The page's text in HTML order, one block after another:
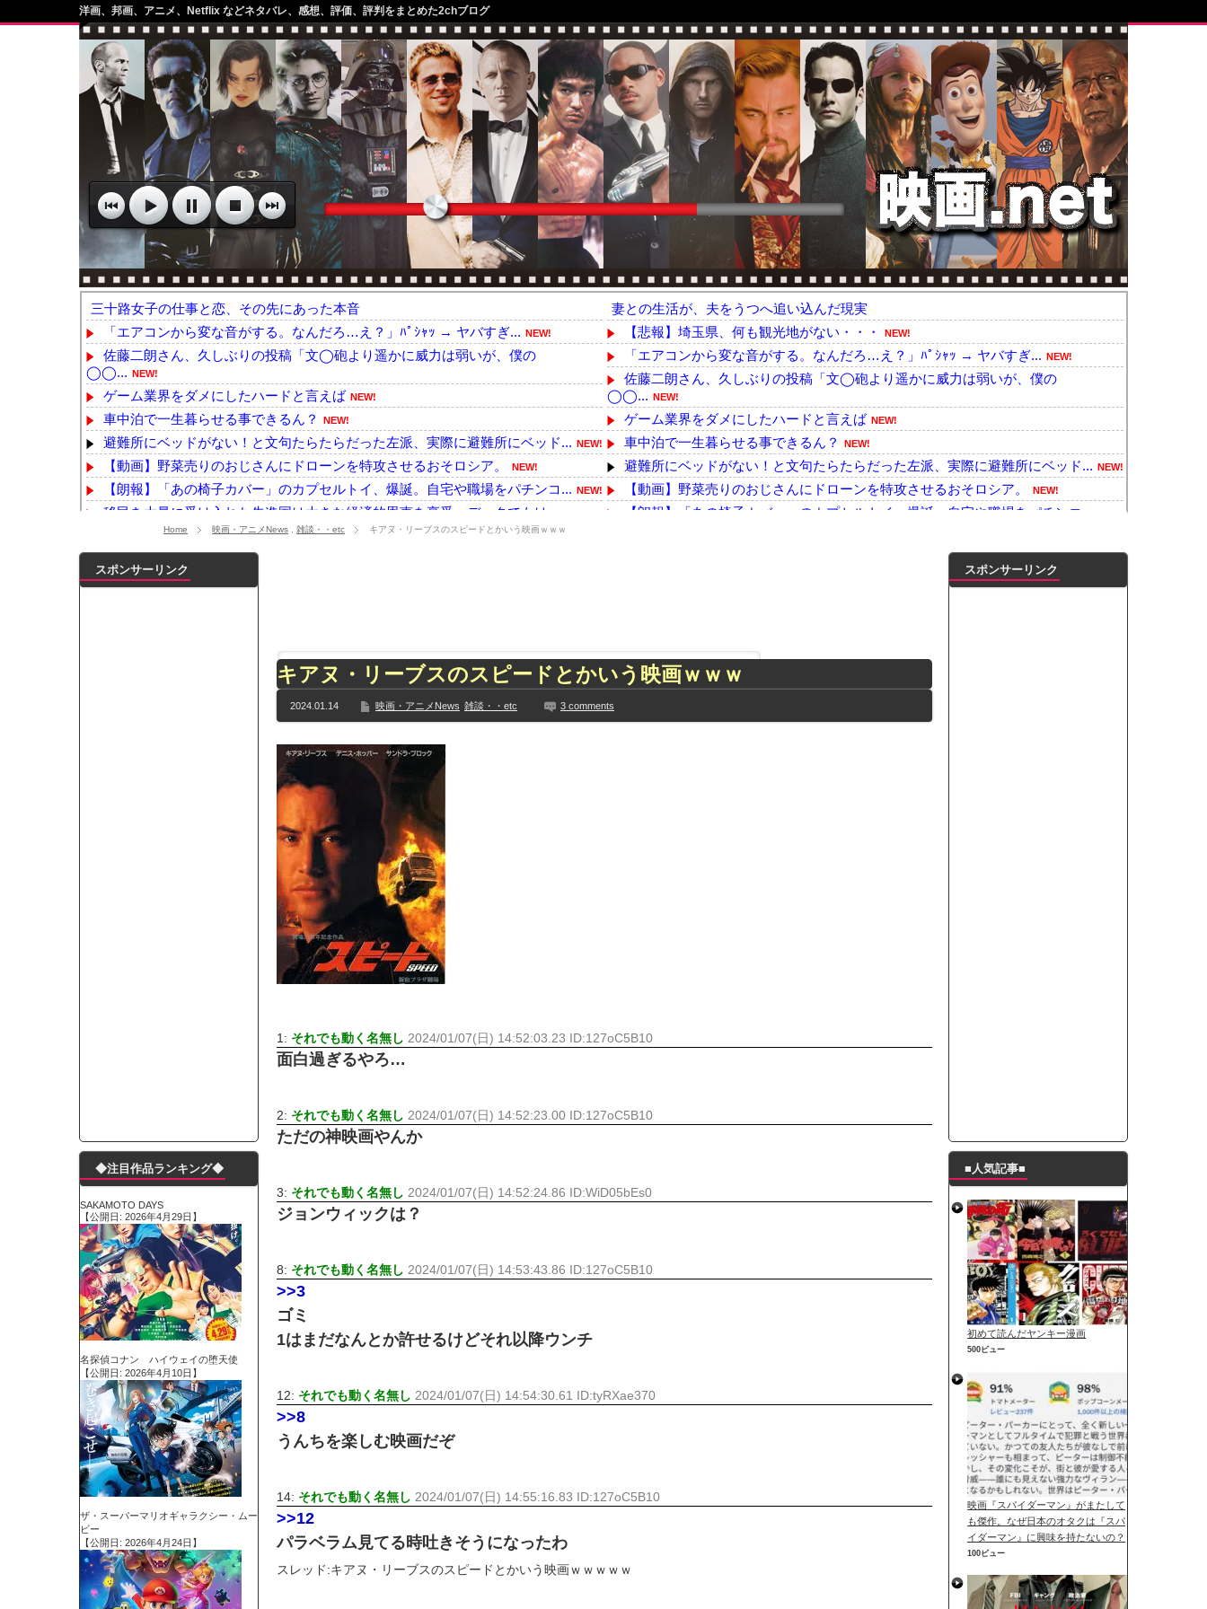
洋画、邦画、アニメ、Netflix などネタバレ、感想、評価、評判をまとめた2chブログ
三十路女子の仕事と恋、その先にあった本音
「エアコンから変な音がする。なんだろ…え？」ﾊﾟｼｬｯ → ヤバすぎ... NEW!
佐藤二朗さん、久しぶりの投稿「文◯砲より遥かに威力は弱いが、僕の
◯◯... NEW!
ゲーム業界をダメにしたハードと言えば NEW!
車中泊で一生暮らせる事できるん？ NEW!
避難所にベッドがない！と文句たらたらだった左派、実際に避難所にベッド... NEW!
【動画】野菜売りのおじさんにドローンを特攻させるおそロシア。 NEW!
【朗報】「あの椅子カバー」のカプセルトイ、爆誕。自宅や職場をパチンコ... NEW!
移民を大量に受け入れた先進国は大きな経済的恩恵を享受→データでもはっ...
【泣】打ち上げられた魚に、鼻先で必死に水をかけてあげる犬が話題 NEW!
【動画】へずまりゅう議員、熊本地震被災地で冷感ポンチョ配布 → 被災...
中国「大洪水！」三峡ダム「大雨で増水（台風直撃前」中国ダム「緊急放流...
【YG】BLACKPINKのファンがゴルフクラブをもって事務所を襲撃...
【乃木坂】水谷豊の息子、三山凌輝がW不倫‼共演した久保史緒里と中村麗...
【TWICE】サナが佐藤健とダブル主演の映画で演技に初挑戦‼
【速報】石破首相 大敗の責任「両院議員総会での意見や総括を踏まえ、適...
【画像】色盲にはグレーにしか見えない事実がこちらｗｗｗｗｗｗ
『鬼滅の刃 無限城編』3部作で興収2000億円も視野に!?超巨大マネ...
メイドの格好してるちょちょたんの破壊力が半端ない【梅咲遥】
ランJ民ワイ、新しいランニングシューズを手に入れる
モーニングショー「視聴率5.2％！」テレビ朝日「ひたすら自民批判！」...
出自が社長にバレて「愛人になれ」と脅された。辞めたら1週間もしないう...
【唖然】渋谷のホームレス対策、とんでもない領域へｗｗｗｗｗｗ
子供部屋おじさんなんですがコード類の配線ぐちゃぐちゃさせない方法教え...
ポルシェが満を持して送り出す初EV 「タイカン」はテスラのライバルに...
【朗報】阪神のドラフト、ガチで大当たりだったｗｗｗｗｗｗｗｗｗｗｗｗ...
下半身トレーニング、太ももに自信ニキきてくれｗｗｗｗｗｗｗｗｗ
妻との生活が、夫をうつへ追い込んだ現実
【悲報】埼玉県、何も観光地がない・・・
NEW!
「エアコンから変な音がする。なんだろ…え？」ﾊﾟｼｬｯ → ヤバすぎ... NEW!
佐藤二朗さん、久しぶりの投稿「文◯砲より遥かに威力は弱いが、僕の
◯◯... NEW!
ゲーム業界をダメにしたハードと言えば NEW!
車中泊で一生暮らせる事できるん？ NEW!
避難所にベッドがない！と文句たらたらだった左派、実際に避難所にベッド... NEW!
【動画】野菜売りのおじさんにドローンを特攻させるおそロシア。 NEW!
【朗報】「あの椅子カバー」のカプセルトイ、爆誕。自宅や職場をパチンコ...
【画像】坂口杏里、逃走してウ●カスまで晒されるｗｗｗｗｗ
【泣】打ち上げられた魚に、鼻先で必死に水をかけてあげる犬が話題 NEW!
中国「大洪水！」三峡ダム「大雨で増水（台風直撃前」中国ダム「緊急放流...
居酒屋「6人で長居して会計4939円！喋りたいだけなら公園に行ってく...
【最新画像】鈴木奈々「今が一番バスト大きい！」下着姿を公開、豊満な美...
Powered by livedoor 相互RSS
Home 映画・アニメNews 雑談・・etc キアヌ・リーブスのスピードとかいう映画ｗｗｗ
キアヌ・リーブスのスピードとかいう映画ｗｗｗ
2024.01.14 映画・アニメNews 雑談・・etc 3 comments
1: それでも動く名無し 2024/01/07(日) 14:52:03.23 ID:127oC5B10
面白過ぎるやろ…
2: それでも動く名無し 2024/01/07(日) 14:52:23.00 ID:127oC5B10
ただの神映画やんか
3: それでも動く名無し 2024/01/07(日) 14:52:24.86 ID:WiD05bEs0
ジョンウィックは？
8: それでも動く名無し 2024/01/07(日) 14:53:43.86 ID:127oC5B10
>>3
ゴミ
1はまだなんとか許せるけどそれ以降ウンチ
12: それでも動く名無し 2024/01/07(日) 14:54:30.61 ID:tyRXae370
>>8
うんちを楽しむ映画だぞ
14: それでも動く名無し 2024/01/07(日) 14:55:16.83 ID:127oC5B10
>>12
パラベラム見てる時吐きそうになったわ
スレッド:キアヌ・リーブスのスピードとかいう映画ｗｗｗｗｗ
スポンサーリンク
◆注目作品ランキング◆
SAKAMOTO DAYS
【公開日: 2026年4月29日】
名探偵コナン ハイウェイの堕天使
【公開日: 2026年4月10日】
ザ・スーパーマリオギャラクシー・ムー
ビー
【公開日: 2026年4月24日】
スポンサーリンク
■人気記事■
初めて読んだヤンキー漫画
500ビュー
映画『スパイダーマン』がまたして
も傑作。なぜ日本のオタクは『スパ
イダーマン』に興味を持たないの？
100ビュー